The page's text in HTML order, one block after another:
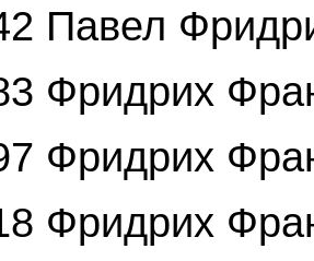
Павел
Фридрих
Фридрих
Фридрих